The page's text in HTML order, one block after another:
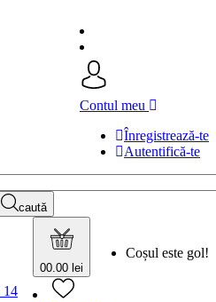
Contul meu
Înregistrează-te
Autentifică-te
caută
00.00 lei
Coșul este gol!
14